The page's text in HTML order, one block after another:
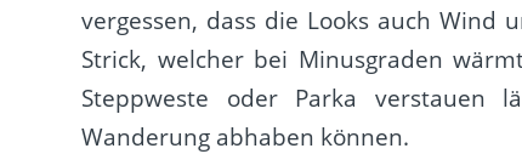
vergessen, dass die Looks auch
Strick, welcher bei Minusgraden
Steppweste oder Parka verstauen
Wanderung abhaben können.